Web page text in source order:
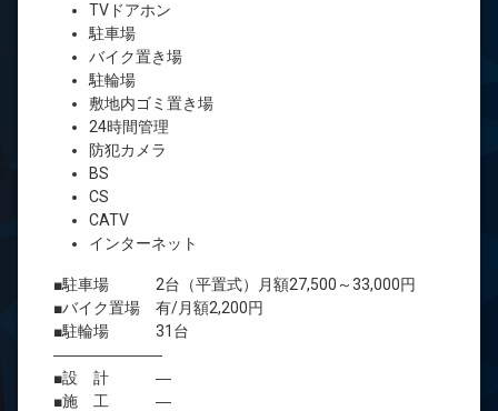
TVドアホン
駐車場
バイク置き場
駐輪場
敷地内ゴミ置き場
24時間管理
防犯カメラ
BS
CS
CATV
インターネット
■駐車場 2台（平置式）月額27,500～33,000円
■バイク置場 有/月額2,200円
■駐輪場 31台
―――――――
■設 計 ―
■施 工 ―